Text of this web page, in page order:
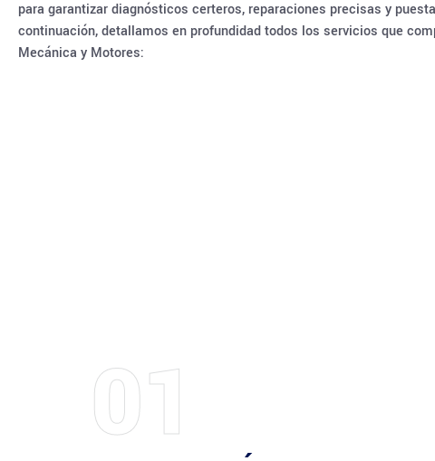
para garantizar diagnósticos certeros, reparaciones precisas y
continuación, detallamos en profundidad todos los servicios que
Mecánica y Motores:
01